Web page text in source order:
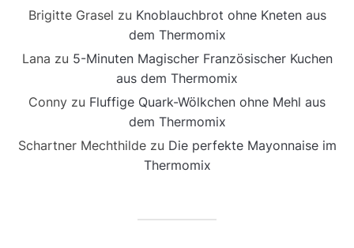
Brigitte Grasel zu Knoblauchbrot ohne Kneten aus
dem Thermomix
Lana zu 5-Minuten Magischer Französischer Kuchen
aus dem Thermomix
Conny zu Fluffige Quark-Wölkchen ohne Mehl aus
dem Thermomix
Schartner Mechthildezu Die perfekte Mayonnaise im
Thermomix